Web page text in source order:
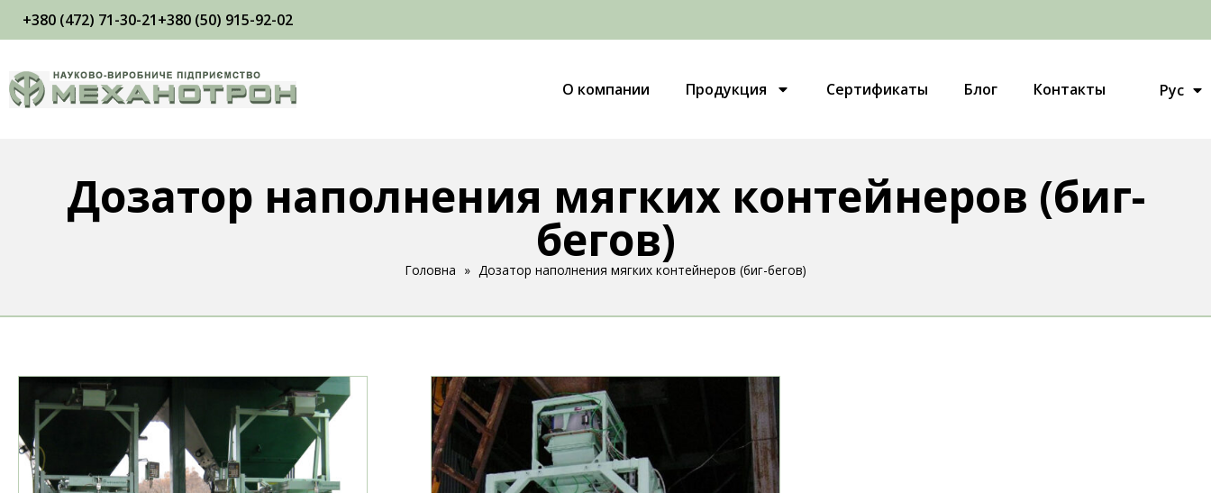
+380 (472) 71-30-21+380 (50) 915-92-02
О компании Продукция Сертификаты Блог Контакты Рус
Eng
Дозатор наполнения мягких контейнеров (биг-
бегов)
Головна » Дозатор наполнения мягких контейнеров (биг-бегов)